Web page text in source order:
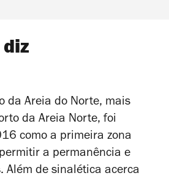
diz
da Areia do Norte, mais
da Areia Norte, foi
como a primeira zona
a permanência e
Além de sinalética acerca